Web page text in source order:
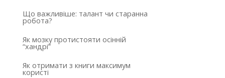
Що важливіше: талант чи старанна
робота?
Як мозку протистояти осінній
“хандрі”
Як отримати з книги максимум
користі